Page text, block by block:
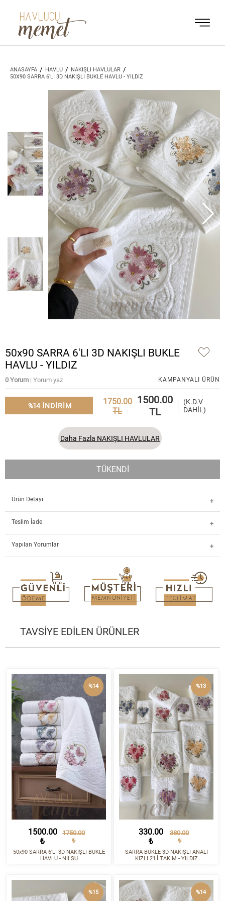
HAVLUCU
memet
ANASAYFA / HAVLU / NAKIŞLI HAVLULAR /
50X90 SARRA 6'LI 3D NAKIŞLI BUKLE HAVLU - YILDIZ
50x90 SARRA 6'LI 3D NAKIŞLI BUKLE
HAVLU - YILDIZ
0 Yorum | Yorum yaz KAMPANYALI ÜRÜN
%14 INDIRIM
1750.00
TL
1500.00
TL
(K.D.V
DAHİL)
Daha Fazla NAKIŞLI HAVLULAR
TÜKENDİ
Ürün Detayı
Teslim İade
Yapılan Yorumlar
TAVSİYE EDİLEN ÜRÜNLER
1500.00
₺
1750.00
₺
50x90 SARRA 6'LI 3D NAKIŞLI BUKLE
HAVLU - NİLSU
%14
330.00
₺
380.00
₺
SARRA BUKLE 3D NAKIŞLI ANALI
KIZLI 2'Lİ TAKIM - YILDIZ
%13
%15 %14